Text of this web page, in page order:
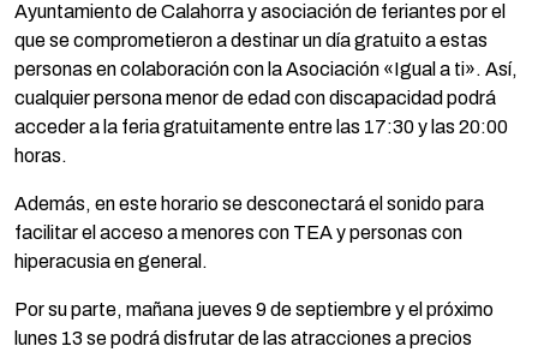
Ayuntamiento de Calahorra y asociación de feriantes por el
que se comprometieron a destinar un día gratuito a estas
personas en colaboración con la Asociación «Igual a ti». Así,
cualquier persona menor de edad con discapacidad podrá
acceder a la feria gratuitamente entre las 17:30 y las 20:00
horas.
Además, en este horario se desconectará el sonido para
facilitar el acceso a menores con TEA y personas con
hiperacusia en general.
Por su parte, mañana jueves 9 de septiembre y el próximo
lunes 13 se podrá disfrutar de las atracciones a precios